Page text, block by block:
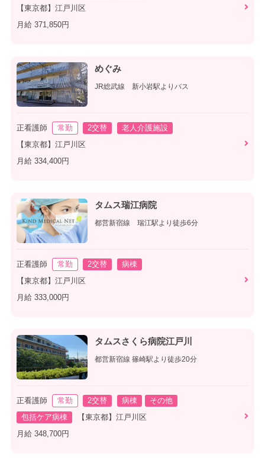
【東京都】江戸川区
月給 371,850円
めぐみ
JR総武線 新小岩駅よりバス
正看護師 常勤 2交替
老人介護施設
【東京都】江戸川区
月給 334,400円
タムス瑞江病院
都営新宿線 瑞江駅より徒歩6分
正看護師 常勤 2交替
病棟
【東京都】江戸川区
月給 333,000円
タムスさくら病院江戸川
都営新宿線 篠崎駅より徒歩20分
正看護師 常勤 2交替 病棟
その他
包括ケア病棟
【東京都】江戸川区
月給 348,700円